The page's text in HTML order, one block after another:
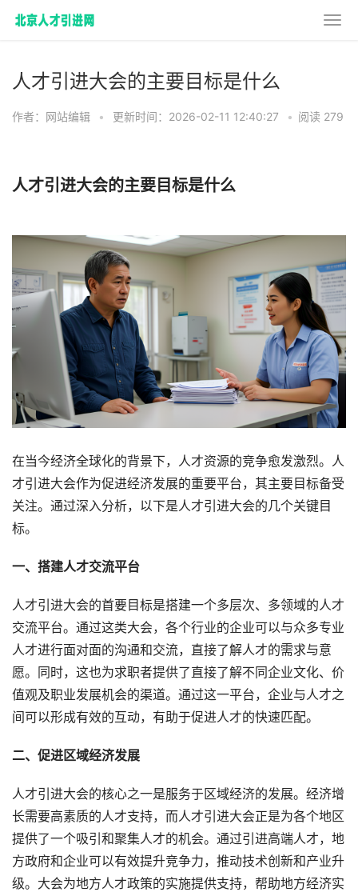
人才引进大会的主要目标是什么
作者：网站编辑 • 更新时间：2026-02-11 12:40:27 • 阅读 279
人才引进大会的主要目标是什么
在当今经济全球化的背景下，人才资源的竞争愈发激烈。人
才引进大会作为促进经济发展的重要平台，其主要目标备受
关注。通过深入分析，以下是人才引进大会的几个关键目
标。
一、搭建人才交流平台
人才引进大会的首要目标是搭建一个多层次、多领域的人才
交流平台。通过这类大会，各个行业的企业可以与众多专业
人才进行面对面的沟通和交流，直接了解人才的需求与意
愿。同时，这也为求职者提供了直接了解不同企业文化、价
值观及职业发展机会的渠道。通过这一平台，企业与人才之
间可以形成有效的互动，有助于促进人才的快速匹配。
二、促进区域经济发展
人才引进大会的核心之一是服务于区域经济的发展。经济增
长需要高素质的人才支持，而人才引进大会正是为各个地区
提供了一个吸引和聚集人才的机会。通过引进高端人才，地
方政府和企业可以有效提升竞争力，推动技术创新和产业升
级。大会为地方人才政策的实施提供支持，帮助地方经济实